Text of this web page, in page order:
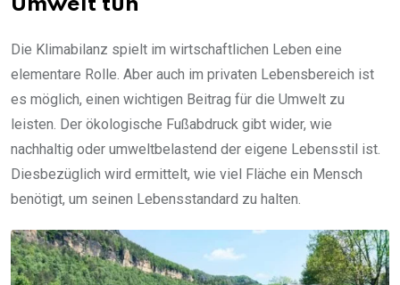
Umwelt tun
Die Klimabilanz spielt im wirtschaftlichen Leben eine
elementare Rolle. Aber auch im privaten Lebensbereich ist
es möglich, einen wichtigen Beitrag für die Umwelt zu
leisten. Der ökologische Fußabdruck gibt wider, wie
nachhaltig oder umweltbelastend der eigene Lebensstil ist.
Diesbezüglich wird ermittelt, wie viel Fläche ein Mensch
benötigt, um seinen Lebensstandard zu halten.